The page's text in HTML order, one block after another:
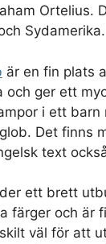
Ortelius.
Sydamerika.
är en fin plats
och ger ett
i ett
Det finns
text
ett brett
färger och är
väl för att